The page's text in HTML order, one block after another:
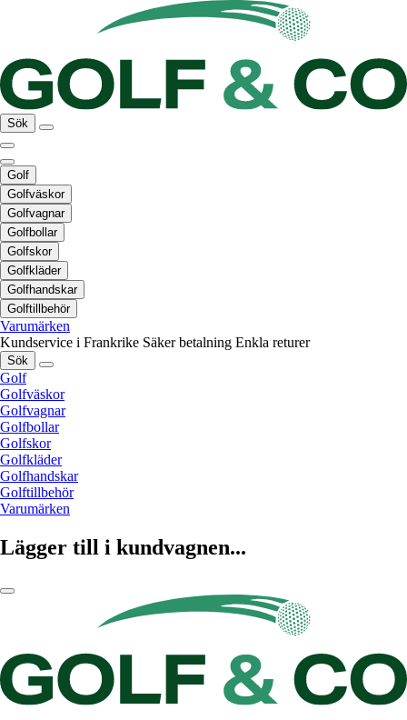
Sök
Golf
Golfväskor
Golfvagnar
Golfbollar
Golfskor
Golfkläder
Golfhandskar
Golftillbehör
Varumärken
Kundservice i Frankrike Säker betalning Enkla returer
Sök
Golf
Golfväskor
Golfvagnar
Golfbollar
Golfskor
Golfkläder
Golfhandskar
Golftillbehör
Varumärken
Lägger till i kundvagnen...